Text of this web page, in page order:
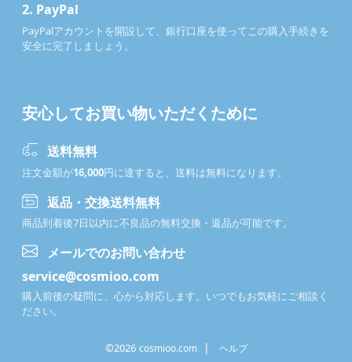
2. PayPal
PayPalアカウントを開設して、銀行口座を使ってこの購入手続きを
安全に完了しましょう。
安心してお買い物いただくために
送料無料
注文金額が16,000円に達すると、送料は無料になります。
返品・交換送料無料
商品到着後7日以内に不良品の無料交換・返品が可能です。
メールでのお問い合わせ
service@cosmioo.com
購入前後の疑問に、心から対応します。いつでもお気軽にご相談く
ださい。
©2026 cosmioo.com | ヘルプ